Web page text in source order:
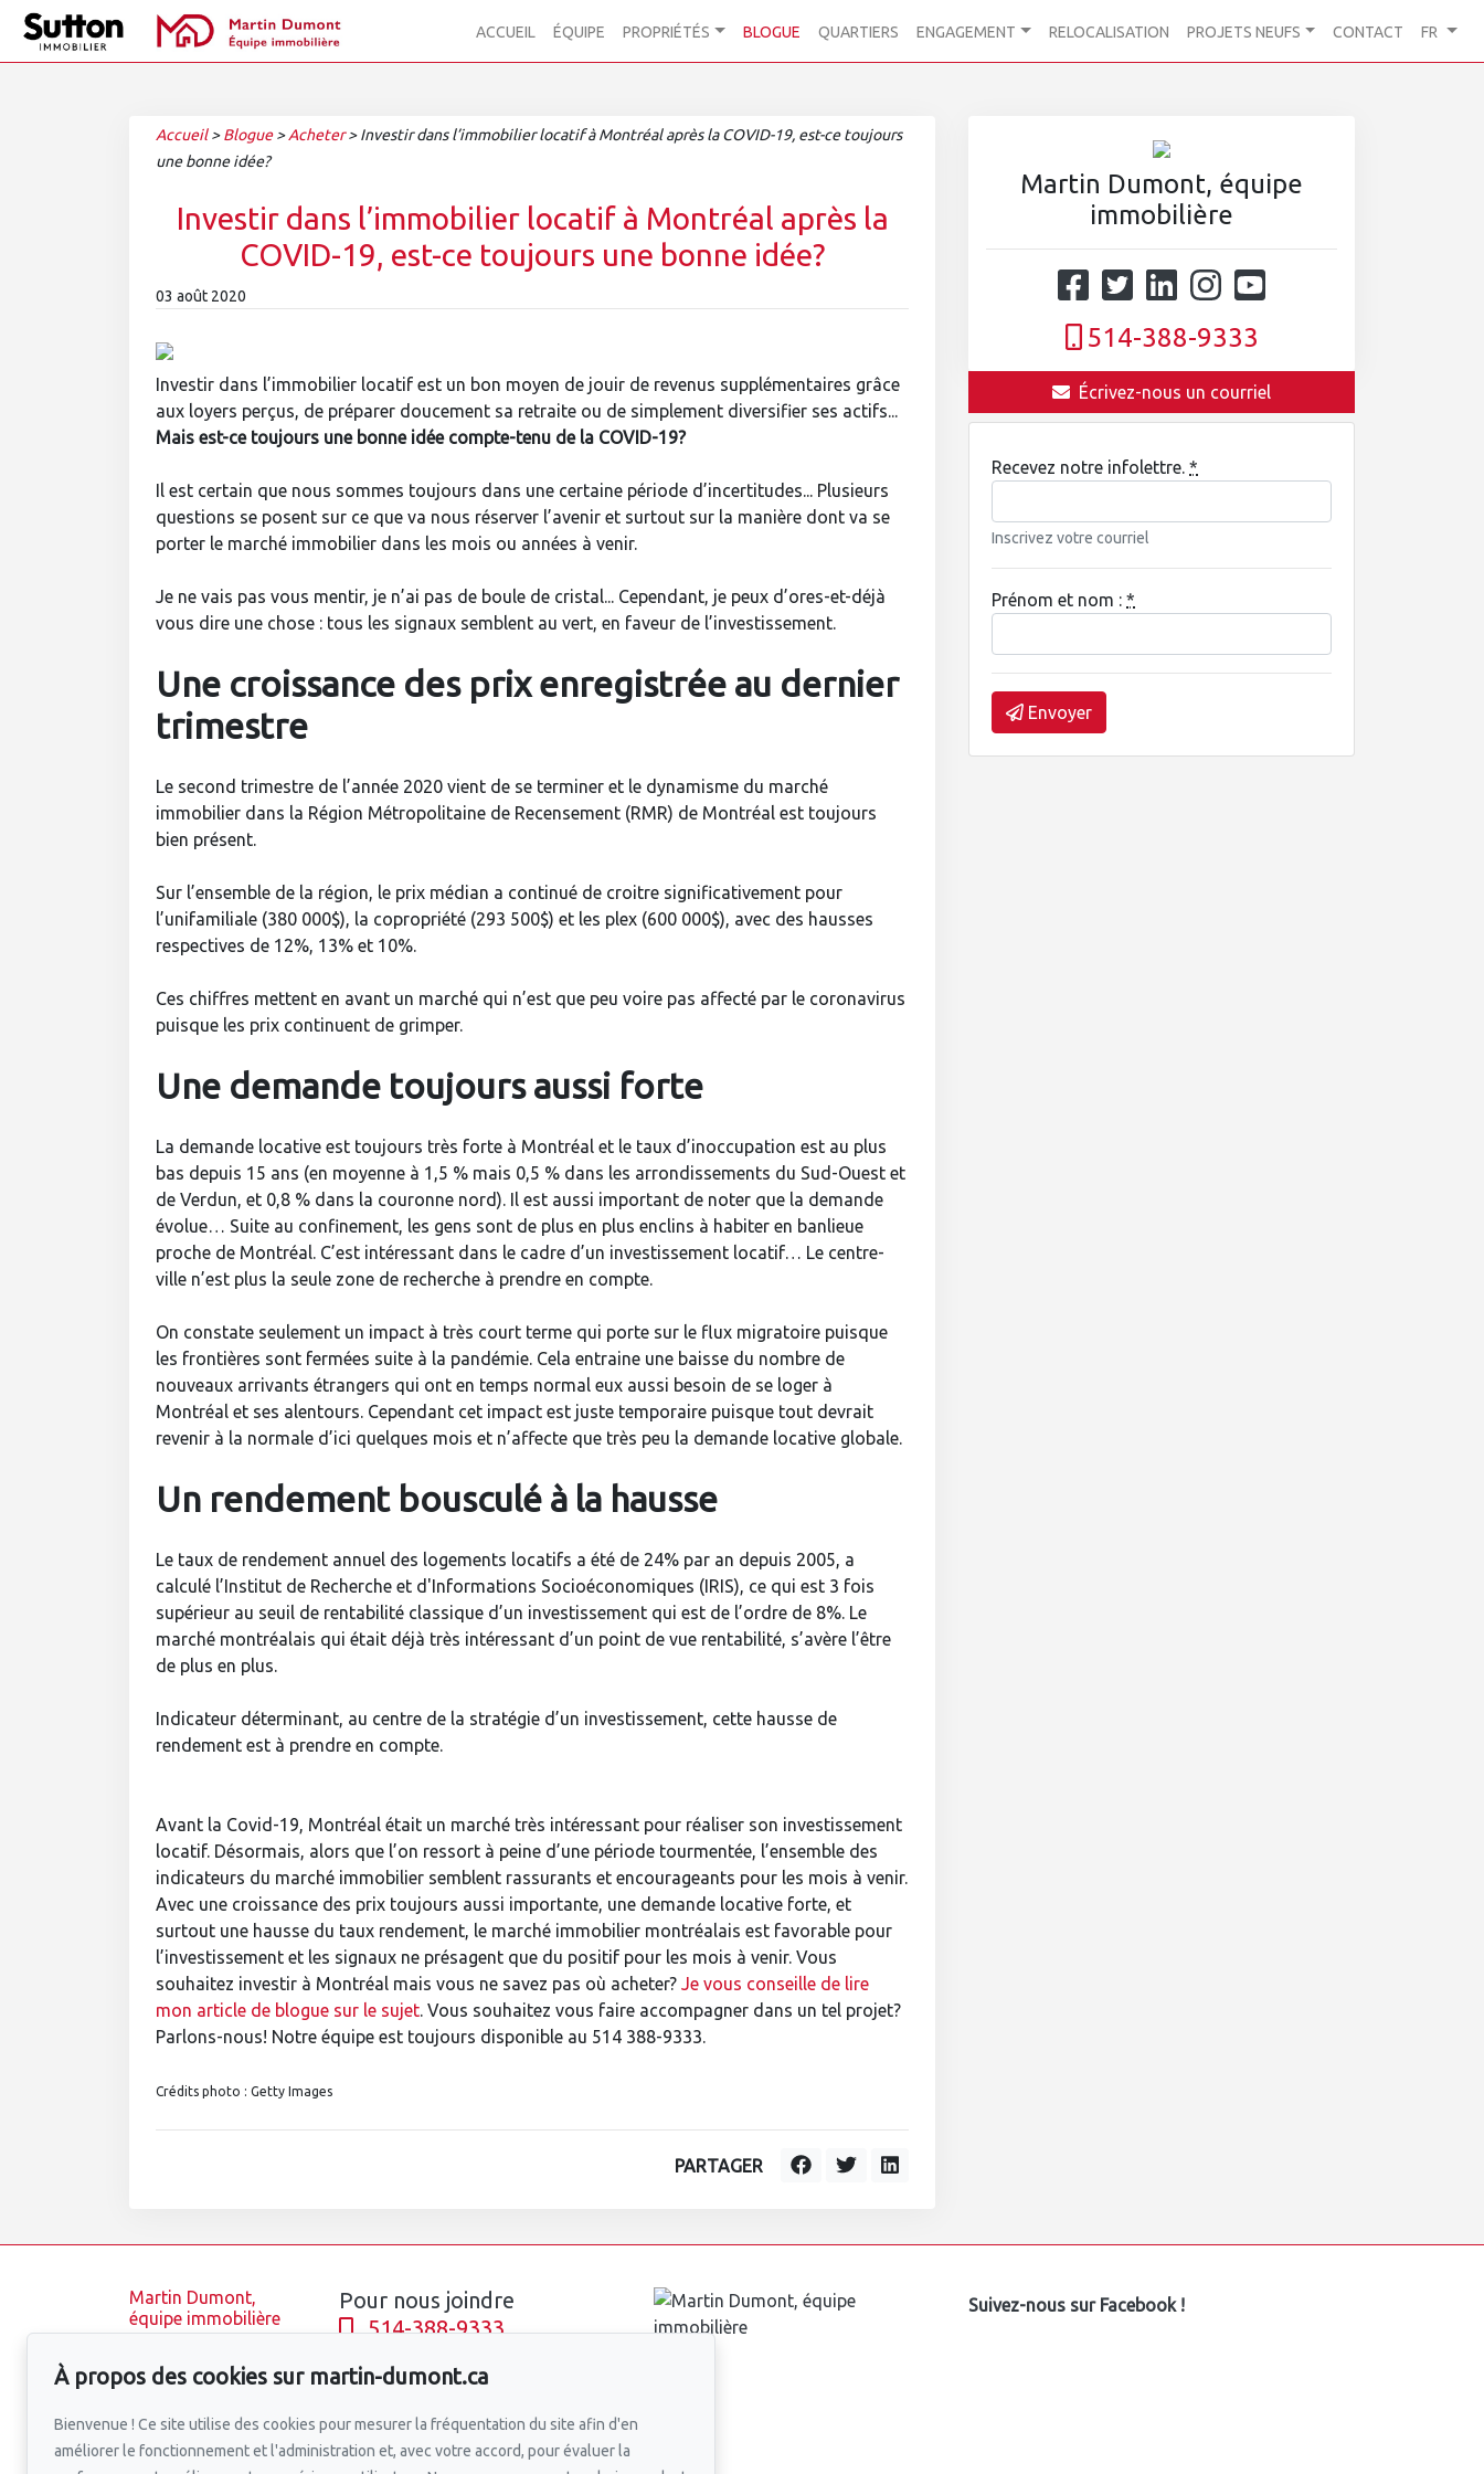
ACCUEIL ÉQUIPE PROPRIÉTÉS BLOGUE QUARTIERS ENGAGEMENT RELOCALISATION PROJETS NEUFS CONTACT FR
Accueil >Blogue >Acheter >Investir dans l’immobilier locatif à Montréal après la COVID-19, est-ce toujours
une bonne idée?
Investir dans l’immobilier locatif à Montréal après la
COVID-19, est-ce toujours une bonne idée?
03 août 2020
Investir dans l’immobilier locatif est un bon moyen de jouir de revenus supplémentaires grâce
aux loyers perçus, de préparer doucement sa retraite ou de simplement diversifier ses actifs...
Mais est-ce toujours une bonne idée compte-tenu de la COVID-19?
Il est certain que nous sommes toujours dans une certaine période d’incertitudes... Plusieurs
questions se posent sur ce que va nous réserver l’avenir et surtout sur la manière dont va se
porter le marché immobilier dans les mois ou années à venir.
Je ne vais pas vous mentir, je n’ai pas de boule de cristal... Cependant, je peux d’ores-et-déjà
vous dire une chose : tous les signaux semblent au vert, en faveur de l’investissement.
Une croissance des prix enregistrée au dernier
trimestre
Le second trimestre de l’année 2020 vient de se terminer et le dynamisme du marché
immobilier dans la Région Métropolitaine de Recensement (RMR) de Montréal est toujours
bien présent.
Sur l’ensemble de la région, le prix médian a continué de croitre significativement pour
l’unifamiliale (380 000$), la copropriété (293 500$) et les plex (600 000$), avec des hausses
respectives de 12%, 13% et 10%.
Ces chiffres mettent en avant un marché qui n’est que peu voire pas affecté par le coronavirus
puisque les prix continuent de grimper.
Une demande toujours aussi forte
La demande locative est toujours très forte à Montréal et le taux d’inoccupation est au plus
bas depuis 15 ans (en moyenne à 1,5 % mais 0,5 % dans les arrondissements du Sud-Ouest et
de Verdun, et 0,8 % dans la couronne nord). Il est aussi important de noter que la demande
évolue… Suite au confinement, les gens sont de plus en plus enclins à habiter en banlieue
proche de Montréal. C’est intéressant dans le cadre d’un investissement locatif… Le centre-
ville n’est plus la seule zone de recherche à prendre en compte.
On constate seulement un impact à très court terme qui porte sur le flux migratoire puisque
les frontières sont fermées suite à la pandémie. Cela entraine une baisse du nombre de
nouveaux arrivants étrangers qui ont en temps normal eux aussi besoin de se loger à
Montréal et ses alentours. Cependant cet impact est juste temporaire puisque tout devrait
revenir à la normale d’ici quelques mois et n’affecte que très peu la demande locative globale.
Un rendement bousculé à la hausse
Le taux de rendement annuel des logements locatifs a été de 24% par an depuis 2005, a
calculé l’Institut de Recherche et d'Informations Socioéconomiques (IRIS), ce qui est 3 fois
supérieur au seuil de rentabilité classique d’un investissement qui est de l’ordre de 8%. Le
marché montréalais qui était déjà très intéressant d’un point de vue rentabilité, s’avère l’être
de plus en plus.
Indicateur déterminant, au centre de la stratégie d’un investissement, cette hausse de
rendement est à prendre en compte.
Avant la Covid-19, Montréal était un marché très intéressant pour réaliser son investissement
locatif. Désormais, alors que l’on ressort à peine d’une période tourmentée, l’ensemble des
indicateurs du marché immobilier semblent rassurants et encourageants pour les mois à venir.
Avec une croissance des prix toujours aussi importante, une demande locative forte, et
surtout une hausse du taux rendement, le marché immobilier montréalais est favorable pour
l’investissement et les signaux ne présagent que du positif pour les mois à venir. Vous
souhaitez investir à Montréal mais vous ne savez pas où acheter? Je vous conseille de lire
mon article de blogue sur le sujet. Vous souhaitez vous faire accompagner dans un tel projet?
Parlons-nous! Notre équipe est toujours disponible au 514 388-9333.
Crédits photo : Getty Images
PARTAGER
Martin Dumont, équipe
immobilière
514-388-9333
Écrivez-nous un courriel
Recevez notre infolettre. *
Inscrivez votre courriel
Prénom et nom : *
Envoyer
Martin Dumont,
équipe immobilière
Équipe
Blogue
Pour nous joindre
514-388-9333
Écrivez-nous un courriel
Suivez-nous sur Facebook !
À propos des cookies sur martin-dumont.ca
Bienvenue ! Ce site utilise des cookies pour mesurer la fréquentation du site afin d'en
améliorer le fonctionnement et l'administration et, avec votre accord, pour évaluer la